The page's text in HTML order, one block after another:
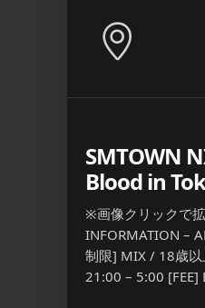
SMTOWN
Blood in
※画像クリックで
INFORMATION –
制限] MIX / 18歳以
21:00 – 5:00